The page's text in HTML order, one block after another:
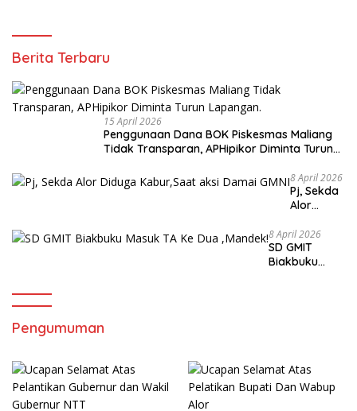
Berita Terbaru
15 April 2026
Penggunaan Dana BOK Piskesmas Maliang
Tidak Transparan, APHipikor Diminta Turun
8 April 2026
Pj, Sekda
Alor
Kabur,Sa
at aksi
Damai
8 April 2026
SD GMIT
Biakbuku
Pengumuman